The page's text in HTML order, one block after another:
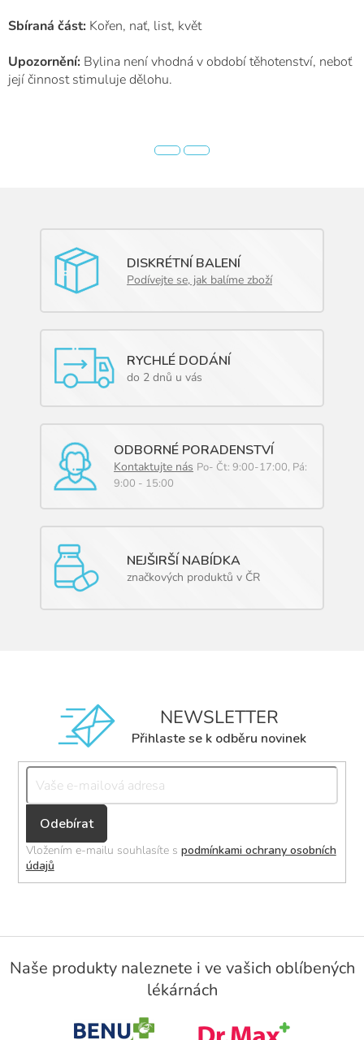
Sbíraná část: Kořen, nať, list, květ
Upozornění: Bylina není vhodná v období těhotenství, neboť
její činnost stimuluje dělohu.
DISKRÉTNÍ BALENÍ
Podívejte se, jak balíme zboží
RYCHLÉ DODÁNÍ
do 2 dnů u vás
ODBORNÉ PORADENSTVÍ
Kontaktujte nás Po- Čt: 9:00-17:00, Pá:
9:00 - 15:00
NEJŠIRŠÍ NABÍDKA
značkových produktů v ČR
NEWSLETTER
Přihlaste se k odběru novinek
Přihlásit
se
Vložením e-mailu souhlasíte s podmínkami ochrany osobních
údajů
Z
Naše produkty naleznete i ve vašich oblíbených
lékárnách